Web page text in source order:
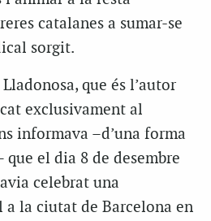
catalanes a sumar-se
sorgit.
Lladonosa, que és l’autor
exclusivament al
informava –d’una forma
el dia 8 de desembre
celebrat una
a la ciutat de Barcelona en